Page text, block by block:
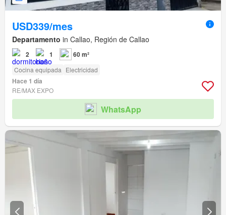
USD339/mes
Departamento in Callao, Región de Callao
2 1 60 m²
Cocina equipada Electricidad
Hace 1 día
RE/MAX EXPO
WhatsApp